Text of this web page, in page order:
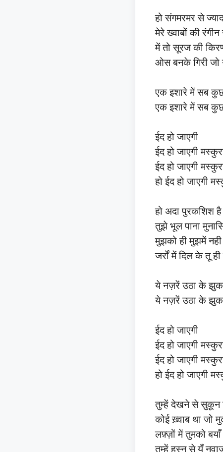
हो संगमरमर से
मेरे ख्वाबों की
में तो सूरज की
ओस बनके गिरी जो
एक इशारे में सब
एक इशारे में सब
ईद हो जाएगी
ईद हो जाएगी
ईद हो जाएगी
हो ईद हो जाएगी
हो अदा पुरकशिश
तुझे भूल पाना
मुझको ही मुझमें
जर्रों में दिल के तू
ये नज़रें उठा के
ये नज़रें उठा के
ईद हो जाएगी
ईद हो जाएगी
ईद हो जाएगी
हो ईद हो जाएगी
तुम्हें देखने से सुकून
कोई ख़्वाब था जो
लफ़्ज़ों में तुमको
तुम्हें हुस्न से यूँ